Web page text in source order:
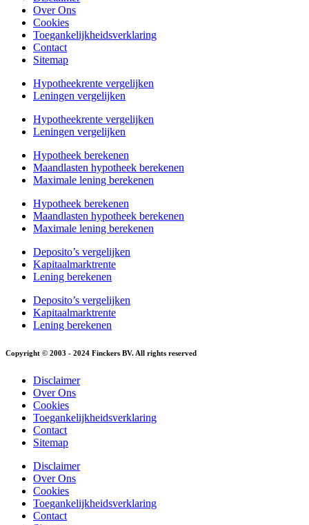
Over Ons
Cookies
Toegankelijkheidsverklaring
Contact
Sitemap
Hypotheekrente vergelijken
Leningen vergelijken
Hypotheekrente vergelijken
Leningen vergelijken
Hypotheek berekenen
Maandlasten hypotheek berekenen
Maximale lening berekenen
Hypotheek berekenen
Maandlasten hypotheek berekenen
Maximale lening berekenen
Deposito’s vergelijken
Kapitaalmarktrente
Lening berekenen
Deposito’s vergelijken
Kapitaalmarktrente
Lening berekenen
Copyright © 2003 - 2024 Finckers BV. All rights reserved
Disclaimer
Over Ons
Cookies
Toegankelijkheidsverklaring
Contact
Sitemap
Disclaimer
Over Ons
Cookies
Toegankelijkheidsverklaring
Contact